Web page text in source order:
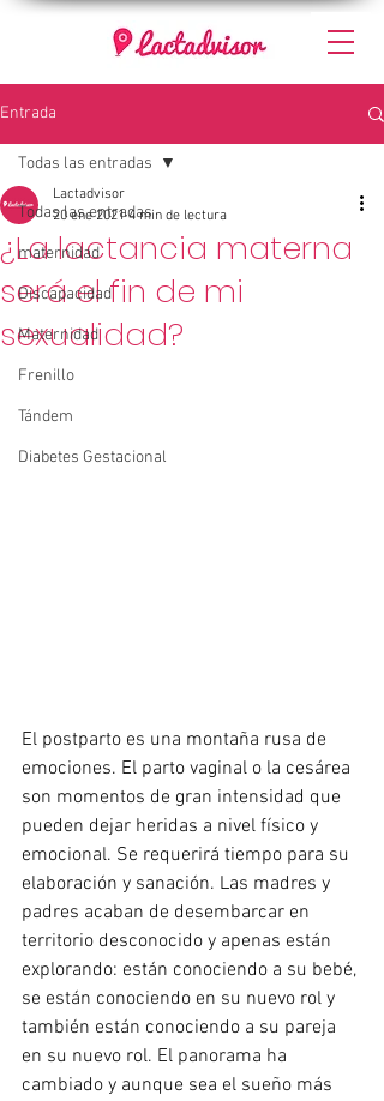
Entrada
Todas las entradas
maternidad
Discapacidad
Maternidad
Frenillo
Tándem
Diabetes Gestacional
Todas las entradas
¿La lactancia materna
será el fin de mi
sexualidad?
Lactadvisor
20 ene 2021 4 min de lectura
El postparto es una montaña rusa de
emociones. El parto vaginal o la cesárea
son momentos de gran intensidad que
pueden dejar heridas a nivel físico y
emocional. Se requerirá tiempo para su
elaboración y sanación. Las madres y
padres acaban de desembarcar en
territorio desconocido y apenas están
explorando: están conociendo a su bebé,
se están conociendo en su nuevo rol y
también están conociendo a su pareja
en su nuevo rol. El panorama ha
cambiado y aunque sea el sueño más